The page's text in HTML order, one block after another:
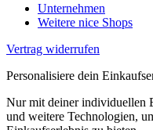
Unternehmen
Weitere nice Shops
Vertrag widerrufen
Personalisiere dein
Nur mit deiner individuellen
und weitere Technologien,